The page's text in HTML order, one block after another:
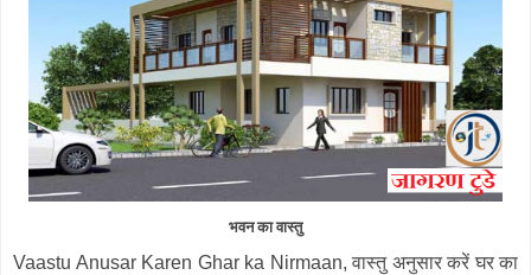
भवन का वास्तु
Vaastu Anusar Karen Ghar ka Nirmaan, वास्तु अनुसार करें घर का